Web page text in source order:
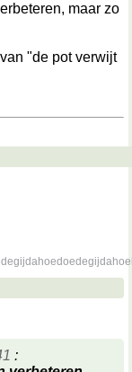
maar zo
"de pot verwijt
: